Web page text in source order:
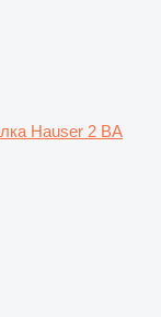
Hauser 2 BA